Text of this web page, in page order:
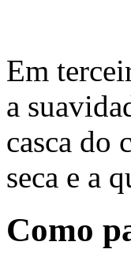
Em
a
casca do
seca e a
Como